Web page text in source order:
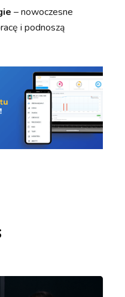
– nowoczesne
i podnoszą